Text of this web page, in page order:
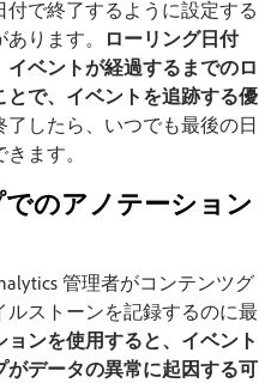
で終了するように設定する
ります。
ローリング日付
ベントが経過するまでのロ
で、イベントを追跡する優
了したら、いつでも最後の日
ます。
のアノテーション
管理者がコンテンツグ
ストーンを記録するのに最
ョンを使用すると、イベント
データの異常に起因する可